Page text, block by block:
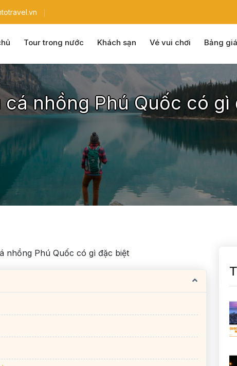
Tour trong nước Khách sạn Vé vui chơi Bảng giá
cá nhồng Phú Quốc có gì
nhồng Phú Quốc có gì đặc biệt